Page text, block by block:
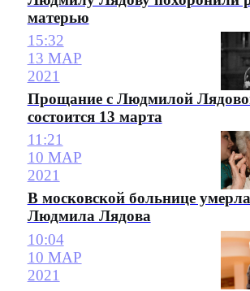
матерью
15:32
13 МАР
2021
Прощание с Людмилой
состоится 13 марта
11:21
10 МАР
2021
В московской больнице умерла
Людмила Лядова
10:04
10 МАР
2021